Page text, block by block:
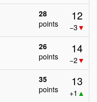
28
points
12
−3 ▼
26
points
14
−2 ▼
35
points
13
+1 ▲